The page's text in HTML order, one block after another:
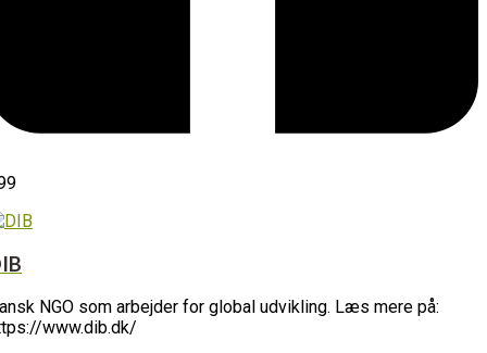
NGO som arbejder for global udvikling. Læs mere på:
www.dib.dk/